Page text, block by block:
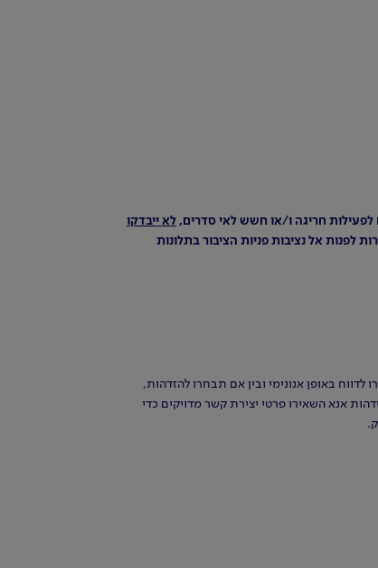
לפעילות חריגה ו/או חשש לאי סדרים, לא ייבדקו
לפנות אל נציבות פניות הציבור בתלונות
באופן אנונימי ובין אם תבחרו להזדהות,
אנא השאירו פרטי יצירת קשר מדויקים כדי